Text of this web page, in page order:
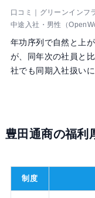
口コミ｜グリーンインフ
中途入社・男性（
年功序列で自然と上
が、同年次の社員と
社でも同期入社扱い
豊田通商の福利
制度